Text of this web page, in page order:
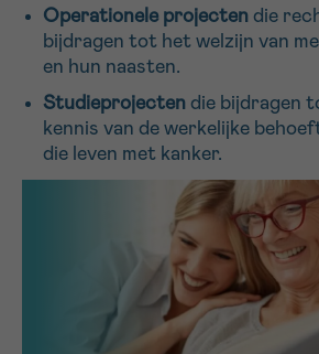
Operationele projecten die
bijdragen tot het welzijn van
en hun naasten.
Studieprojecten die bijdragen
kennis van de werkelijke
die leven met kanker.